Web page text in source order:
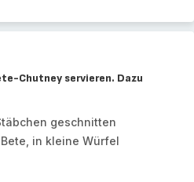
Chutney servieren. Dazu
geschnitten
in kleine Würfel